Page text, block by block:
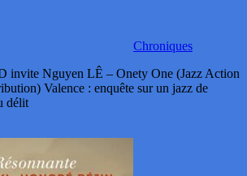
Chroniques
Nguyen LÊ – Onety One (Jazz Action
Valence : enquête sur un jazz de
délit